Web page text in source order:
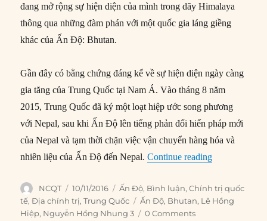
đang mở rộng sự hiện diện của mình trong dãy Himalaya
thông qua những đàm phán với một quốc gia láng giềng
khác của Ấn Độ: Bhutan.
Gần đây có bằng chứng đáng kể về sự hiện diện ngày càng
gia tăng của Trung Quốc tại Nam Á. Vào tháng 8 năm
2015, Trung Quốc đã ký một loạt hiệp ước song phương
với Nepal, sau khi Ấn Độ lên tiếng phản đối hiến pháp mới
của Nepal và tạm thời chặn việc vận chuyển hàng hóa và
nhiên liệu của Ấn Độ đến Nepal.Continue reading“Nhân tố
Author
NCQT
Posted
on
10/11/2016 Categories
Ấn Độ, Bình luận,Chính trị quốc
tế,Địa chính trị,Trung Quốc Tags
Ấn Độ, Bhutan, Lê Hồng
Hiệp, Nguyễn Hồng Nhung 3 0 Comments